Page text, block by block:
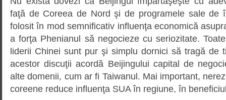
faţă de Coreea de Nord şi de programele sale de
folosit în mod semnificativ influenţa economică
a forţa Phenianul să negocieze cu seriozitate.
liderii Chinei sunt pur şi simplu dornici să tragă de
acestor discuţii acordă Beijingului capital de
alte domenii, cum ar fi Taiwanul. Mai important,
coreene reduce influenţa SUA în regiune, în